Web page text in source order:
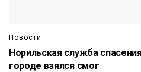
Новости
Норильская служба
городе взялся смог